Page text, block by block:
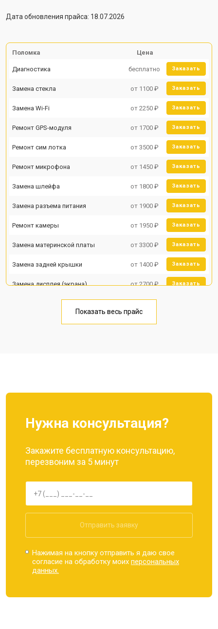
Дата обновления прайса: 18.07.2026
Поломка Цена
Диагностика бесплатно Заказать
Замена стекла от 1100 ₽ Заказать
Замена Wi-Fi от 2250 ₽ Заказать
Ремонт GPS-модуля от 1700 ₽ Заказать
Ремонт сим лотка от 3500 ₽ Заказать
Ремонт микрофона от 1450 ₽ Заказать
Замена шлейфа от 1800 ₽ Заказать
Замена разъема питания от 1900 ₽ Заказать
Ремонт камеры от 1950 ₽ Заказать
Замена материнской платы от 3300 ₽ Заказать
Замена задней крышки от 1400 ₽ Заказать
Замена дисплея (экрана) от 2700 ₽ Заказать
Замена кнопки включения от 1750 ₽
Показать весь прайс
Нужна консультация?
Закажите бесплатную консультацию,
перезвоним за 5 минут
Отправить заявку
Нажимая на кнопку отправить я даю свое
согласие на обработку моихперсональных
данных.